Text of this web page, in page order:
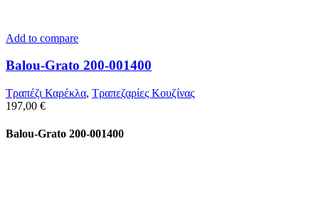
Add to compare
Balou-Grato 200-001400
Τραπέζι Καρέκλα, Τραπεζαρίες Κουζίνας
197,00 €
Balou-Grato 200-001400